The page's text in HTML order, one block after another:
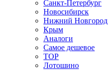
Санкт-Петербург
Новосибирск
Нижний Новгород
Крым
Аналоги
Самое дешевое
TOP
Лотошино